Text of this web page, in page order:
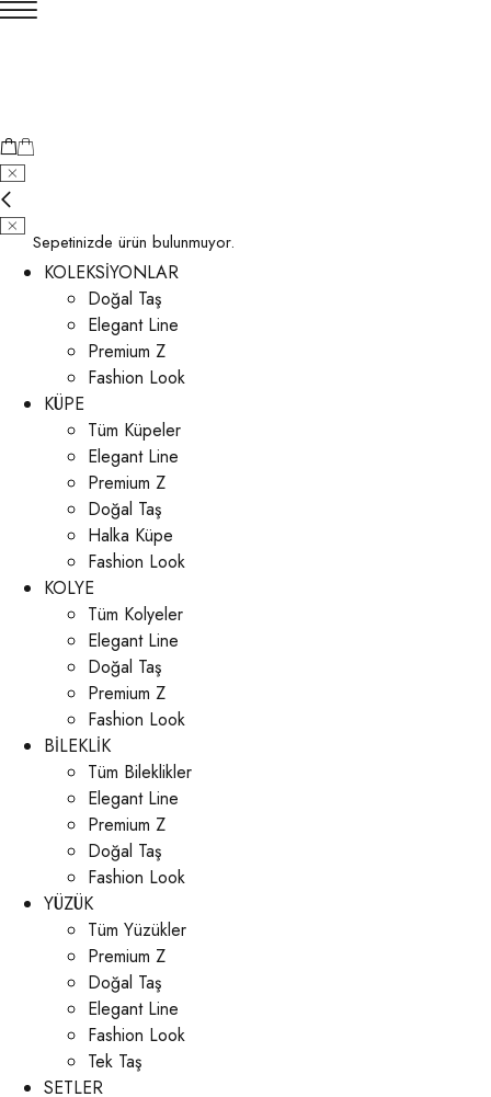
Sepetinizde ürün bulunmuyor.
KOLEKSİYONLAR
Doğal Taş
Elegant Line
Premium Z
Fashion Look
KÜPE
Tüm Küpeler
Elegant Line
Premium Z
Doğal Taş
Halka Küpe
Fashion Look
KOLYE
Tüm Kolyeler
Elegant Line
Doğal Taş
Premium Z
Fashion Look
BİLEKLİK
Tüm Bileklikler
Elegant Line
Premium Z
Doğal Taş
Fashion Look
YÜZÜK
Tüm Yüzükler
Premium Z
Doğal Taş
Elegant Line
Fashion Look
Tek Taş
SETLER